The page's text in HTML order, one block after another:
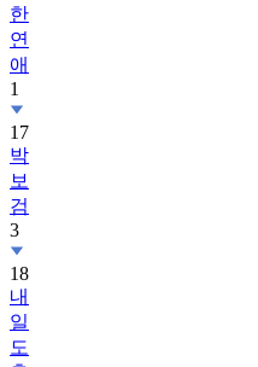
한
연
애
1
17
박
보
검
3
18
내
일
도